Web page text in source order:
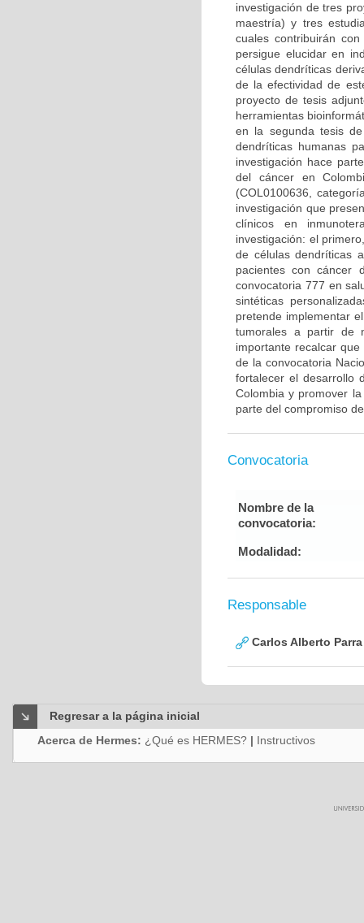
investigación de tres
maestría) y tres
cuales contribuirán
persigue elucidar en
células dendríticas
de la efectividad de
proyecto de tesis
herramientas
en la segunda tesis
dendríticas humanas
investigación hace
del cáncer en
(COL0100636,
investigación que
clínicos en
investigación: el
de células dendríticas
pacientes con cáncer
convocatoria 777 en
sintéticas
pretende implementar
tumorales a partir de
importante recalcar
de la convocatoria
fortalecer el desarrollo
Colombia y promover
parte del compromiso
Convocatoria
Nombre de la
convocatoria:
Modalidad:
Responsable
Carlos Alberto
Regresar a la página inicial
Acerca de Hermes: ¿Qué es HERMES? | Instructivos